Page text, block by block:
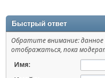
Быстрый ответ
Обратите внимание: данное
отображаться, пока
Имя: